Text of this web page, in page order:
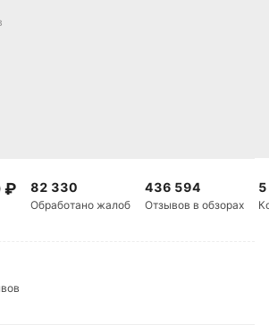
₽ 82 330
Обработано жалоб
436 594
Отзывов в обзорах